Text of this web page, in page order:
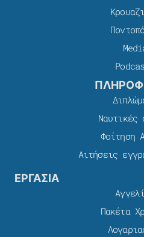
Ναυτικές
Φοίτηση
Αιτήσεις
ΕΡΓΑΣΙΑ
Πακέτα